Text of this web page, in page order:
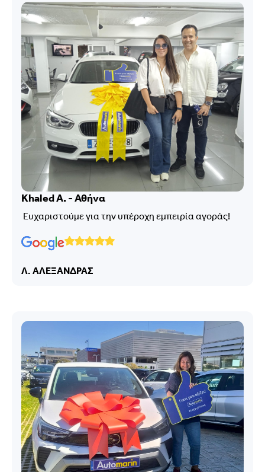
Khaled A. - Αθήνα
Ευχαριστούμε για την υπέροχη εμπειρία αγοράς!
Λ. ΑΛΕΞΑΝΔΡΑΣ